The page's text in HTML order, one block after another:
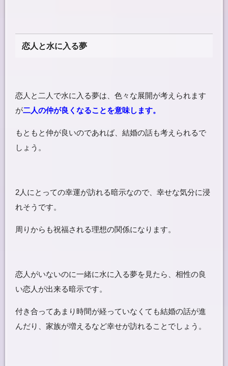
恋人と水に入る夢
恋人と二人で水に入る夢は、色々な展開が考えられます
が二人の仲が良くなることを意味します。
もともと仲が良いのであれば、結婚の話も考えられるで
しょう。
2人にとっての幸運が訪れる暗示なので、幸せな気分に浸
れそうです。
周りからも祝福される理想の関係になります。
恋人がいないのに一緒に水に入る夢を見たら、相性の良
い恋人が出来る暗示です。
付き合ってあまり時間が経っていなくても結婚の話が進
んだり、家族が増えるなど幸せが訪れることでしょう。